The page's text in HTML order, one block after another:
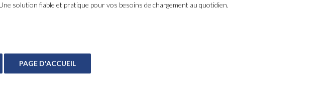
solution fiable et pratique pour vos besoins de chargement au quotidien.